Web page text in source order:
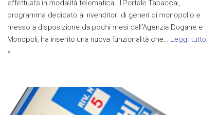
effettuata in modalità telematica. Il Portale Tabaccai,
programma dedicato ai rivenditori di generi di monopolio e
messo a disposizione da pochi mesi dall’Agenzia Dogane e
Monopoli, ha inserito una nuova funzionalità che… Leggi tutto
»